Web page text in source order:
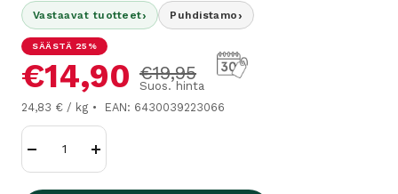
Vastaavat tuotteet› Puhdistamo›
SÄÄSTÄ 25%
Alennushinta
€14,90 Normaalihinta
€19,95
Suos. hinta
24,83 € / kg EAN: 6430039223066
Lisää